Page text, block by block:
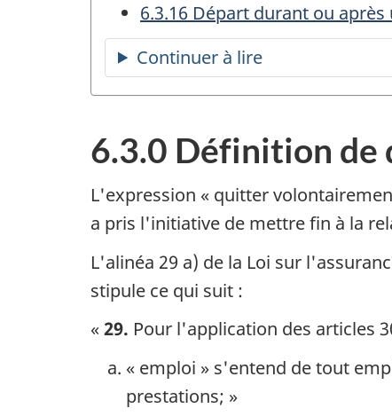
6.3.16 Départ durant ou
Continuer à lire
la
table
matières
6.3.0 Définition
L'expression « quitter
a pris l'initiative de mettre fin à la
L'alinéa 29 a) de la Loi sur
stipule ce qui suit :
«29. Pour l'application des articles
« emploi » s'entend de tout
prestations; »